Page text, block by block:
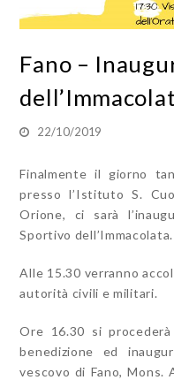
Fano –
22/10/2019
Finalmente il giorno
presso l’Istituto S.
Orione, ci sarà
Sportivo dell’Immacolata.
Alle 15.30 verranno
autorità civili e militari.
Ore 16.30 si
benedizione ed
vescovo di Fano, Mons.